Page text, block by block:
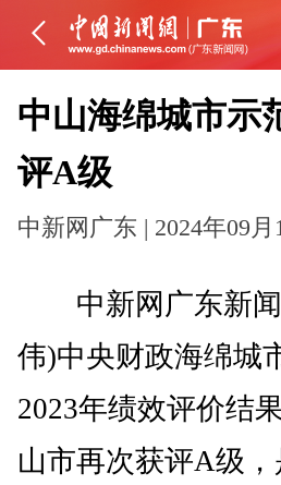
中山海绵城市示
评A级
中新网广东 | 2024年09月
中新网广东新闻
伟)中央财政海绵城
2023年绩效评价结
山市再次获评A级